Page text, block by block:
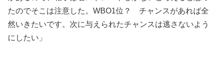
たのでそこは注意した。WBO1位？ チャンスがあれば全
然いきたいです。次に与えられたチャンスは逃さないよう
にしたい」